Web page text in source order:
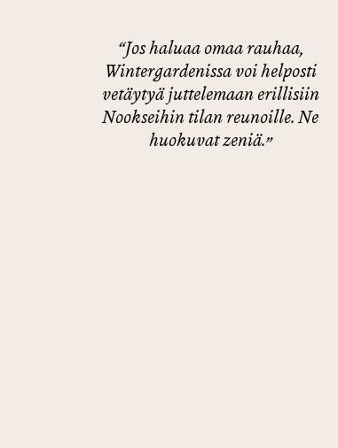
“Jos haluaa omaa rauhaa,
Wintergardenissa voi helposti
vetäytyä juttelemaan erillisiin
Nookseihin tilan reunoille. Ne
huokuvat zeniä.”